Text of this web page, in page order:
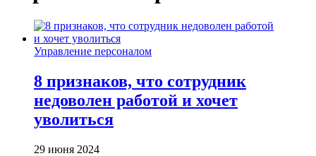
Управление персоналом
8 признаков, что сотрудник
недоволен работой и хочет
уволиться
29 июня 2024